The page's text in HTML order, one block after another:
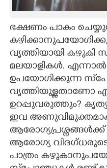
LITERATURE
CONTACT US
ഭക്ഷണം പാകം
വൃത്തിയായി കഴുകി
മലയാളികൾ.
ഉപയോഗിക്കുന്ന
വൃത്തിയുള്ളതാണോ
ഉറപ്പുവരുത്തും?
ഇവ
ആരോഗ്യ
പാത്രം